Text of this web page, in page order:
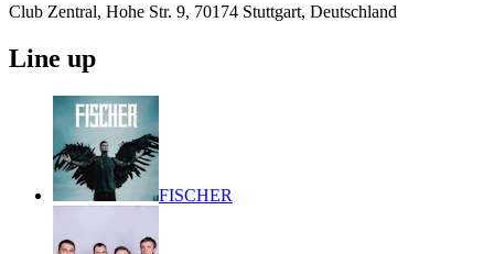
Club Zentral, Hohe Str. 9, 70174 Stuttgart, Deutschland
Line up
FISCHER